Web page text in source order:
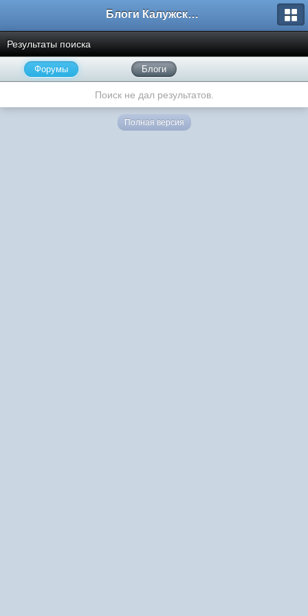
Блоги Калужского перекрестка
Результаты поиска
Форумы Блоги
Поиск не дал результатов.
Полная версия